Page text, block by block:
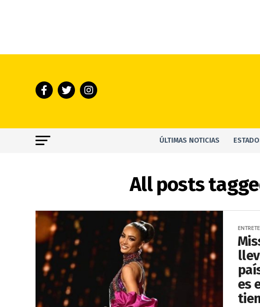
ÚLTIMAS NOTICIAS
All posts
es